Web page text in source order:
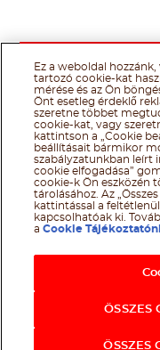
@Ferrero 2026 All
Felhasználás Feltételei
Ez a weboldal
tartozó cookie-kat
mérése és az Ön
Önt esetleg érdeklő
szeretne többet
cookie-kat, vagy
kattintson a „Cookie
beállításait bármikor
szabályzatunkban leírt
cookie elfogadása”
cookie-k Ön eszközén
tárolásához. Az
kattintással a
kapcsolhatóak ki.
aCookie
ÖSSZES
ÖSSZES